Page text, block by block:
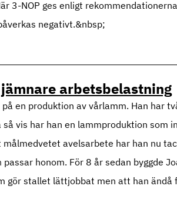
3-NOP ges enligt
negativt.&nbsp;
arbetsbelastning
en produktion av vårlamm. Han har
vis har han en lammproduktion som
avelsarbete har han nu
honom. För 8 år sedan byggde
stallet lättjobbat men att han ändå